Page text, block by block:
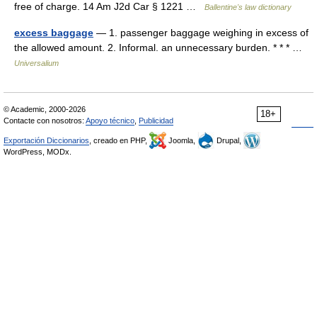
free of charge. 14 Am J2d Car § 1221 …
Ballentine's law dictionary
excess baggage — 1. passenger baggage weighing in excess of
the allowed amount. 2. Informal. an unnecessary burden. * * * …
Universalium
18+
© Academic, 2000-2026
Contacte con nosotros: Apoyo técnico Publicidad
Exportación Diccionarios , creado en PHP, Joomla,
Drupal,
WordPress, MODx.